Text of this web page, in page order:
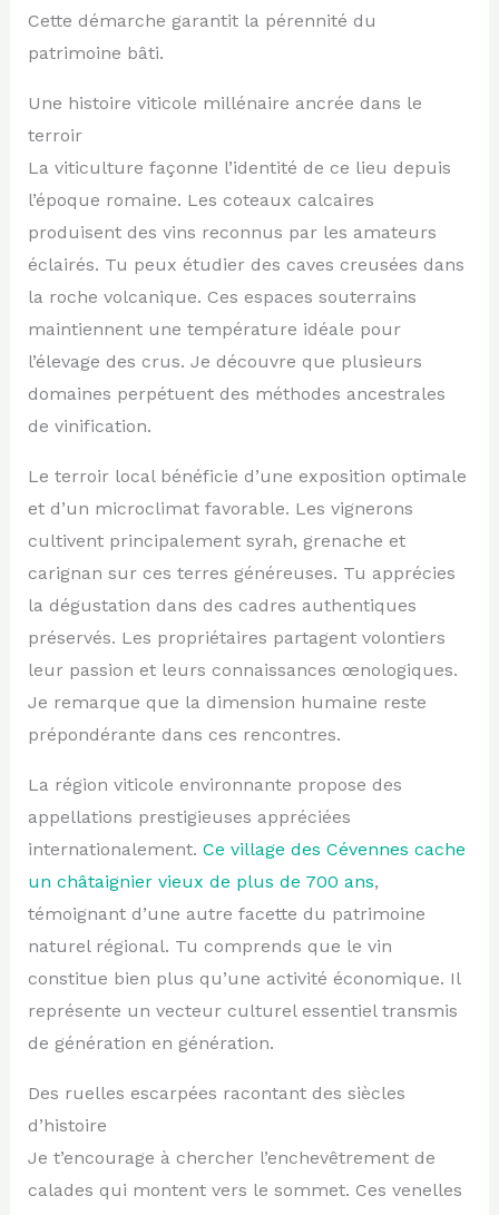
Cette démarche garantit la pérennité du
patrimoine bâti.
Une histoire viticole millénaire ancrée dans le
terroir
La viticulture façonne l’identité de ce lieu depuis
l’époque romaine. Les coteaux calcaires
produisent des vins reconnus par les amateurs
éclairés. Tu peux étudier des caves creusées dans
la roche volcanique. Ces espaces souterrains
maintiennent une température idéale pour
l’élevage des crus. Je découvre que plusieurs
domaines perpétuent des méthodes ancestrales
de vinification.
Le terroir local bénéficie d’une exposition optimale
et d’un microclimat favorable. Les vignerons
cultivent principalement syrah, grenache et
carignan sur ces terres généreuses. Tu apprécies
la dégustation dans des cadres authentiques
préservés. Les propriétaires partagent volontiers
leur passion et leurs connaissances œnologiques.
Je remarque que la dimension humaine reste
prépondérante dans ces rencontres.
La région viticole environnante propose des
appellations prestigieuses appréciées
internationalement. Ce village des Cévennes cache
un châtaignier vieux de plus de 700 ans,
témoignant d’une autre facette du patrimoine
naturel régional. Tu comprends que le vin
constitue bien plus qu’une activité économique. Il
représente un vecteur culturel essentiel transmis
de génération en génération.
Des ruelles escarpées racontant des siècles
d’histoire
Je t’encourage à chercher l’enchevêtrement de
calades qui montent vers le sommet. Ces venelles